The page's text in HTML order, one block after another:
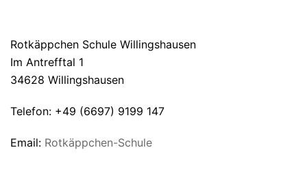
Rotkäppchen Schule Willingshausen
Im Antrefftal 1
34628 Willingshausen
Telefon: +49 (6697) 9199 147
Email: Rotkäppchen-Schule